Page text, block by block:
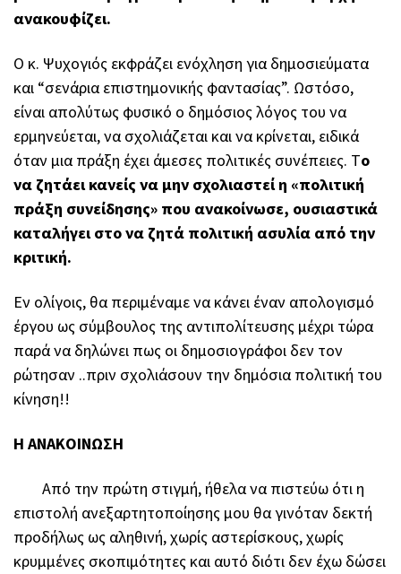
ανακουφίζει.
Ο κ. Ψυχογιός εκφράζει ενόχληση για δημοσιεύματα
και “σενάρια επιστημονικής φαντασίας”. Ωστόσο,
είναι απολύτως φυσικό ο δημόσιος λόγος του να
ερμηνεύεται, να σχολιάζεται και να κρίνεται, ειδικά
όταν μια πράξη έχει άμεσες πολιτικές συνέπειες. Το
να ζητάει κανείς να μην σχολιαστεί η «πολιτική
πράξη συνείδησης» που ανακοίνωσε, ουσιαστικά
καταλήγει στο να ζητά πολιτική ασυλία από την
κριτική.
Εν ολίγοις, θα περιμέναμε να κάνει έναν απολογισμό
έργου ως σύμβουλος της αντιπολίτευσης μέχρι τώρα
παρά να δηλώνει πως οι δημοσιογράφοι δεν τον
ρώτησαν ..πριν σχολιάσουν την δημόσια πολιτική του
κίνηση!!
Η ΑΝΑΚΟΙΝΩΣΗ
Από την πρώτη στιγμή, ήθελα να πιστεύω ότι η
επιστολή ανεξαρτητοποίησης μου θα γινόταν δεκτή
προδήλως ως αληθινή, χωρίς αστερίσκους, χωρίς
κρυμμένες σκοπιμότητες και αυτό διότι δεν έχω δώσει